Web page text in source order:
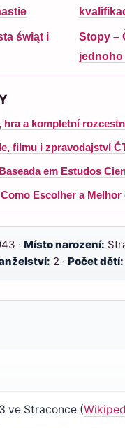
świąt i
Stopy –
jednoho
hra a kompletní
filmu i zpravodajství
em Estudos
Escolher a Melhor
· Místo narození:
2 · Počet dětí:
ve Straconce (